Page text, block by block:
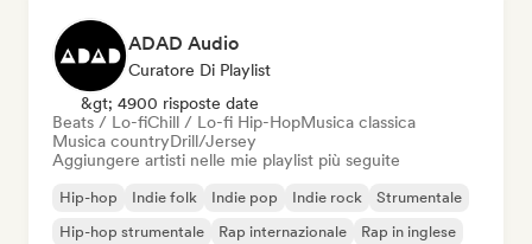
ADAD Audio
Curatore Di Playlist
&gt; 4900 risposte date
Beats / Lo-fiChill / Lo-fi Hip-HopMusica classica
Musica countryDrill/Jersey
Aggiungere artisti nelle mie playlist più seguite
Hip-hop Indie folk Indie pop Indie rock
Strumentale
Hip-hop strumentale
Rap internazionale Rap in inglese